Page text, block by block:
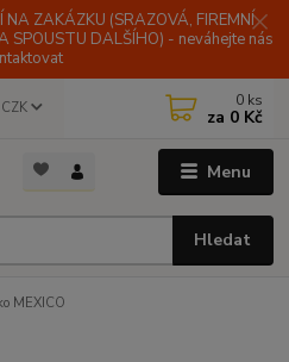
NA ZAKÁZKU (SRAZOVÁ, FIREMNÍ
SPOUSTU DALŠÍHO) - neváhejte nás
Menu
CZK
Hledat
0 ks
za 0 Kč
MEXICO